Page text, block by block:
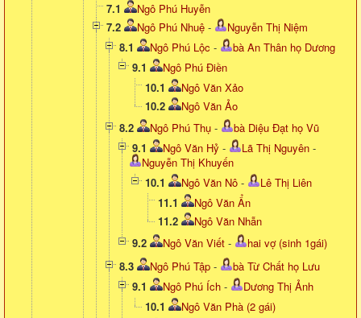
7.1
Ngô Phú Huyễn
7.2
Ngô Phú Nhuệ -
Nguyễn Thị Niệm
8.1
Ngô Phú Lộc -
bà An Thân họ Dương
9.1
Ngô Phú Điền
10.1
Ngô Văn Xảo
10.2
Ngô Văn Ảo
8.2
Ngô Phú Thụ -
bà Diệu Đạt họ Vũ
9.1
Ngô Văn Hỷ - Lã Thị Nguyên -
Nguyễn Thị Khuyến
10.1
Ngô Văn Nô -
Lê Thị Liên
11.1
Ngô Văn Ẩn
11.2
Ngô Văn Nhẫn
9.2
Ngô Văn Viết -
hai vợ (sinh 1gái)
8.3
Ngô Phú Tập -
bà Từ Chất họ Lưu
9.1
Ngô Phú Ích -
Dương Thị Ảnh
10.1
Ngô Văn Phà (2 gái)